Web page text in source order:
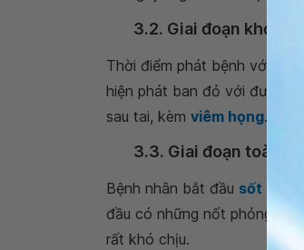
3.2. Giai đoạn khởi
Thời điểm phát bệnh với
hiện phát ban đỏ với đường
sau tai, kèm viêm họng.
3.3. Giai đoạn toàn
Bệnh nhân bắt đầu sốt cao
đầu có những nốt phỏng
rất khó chịu.